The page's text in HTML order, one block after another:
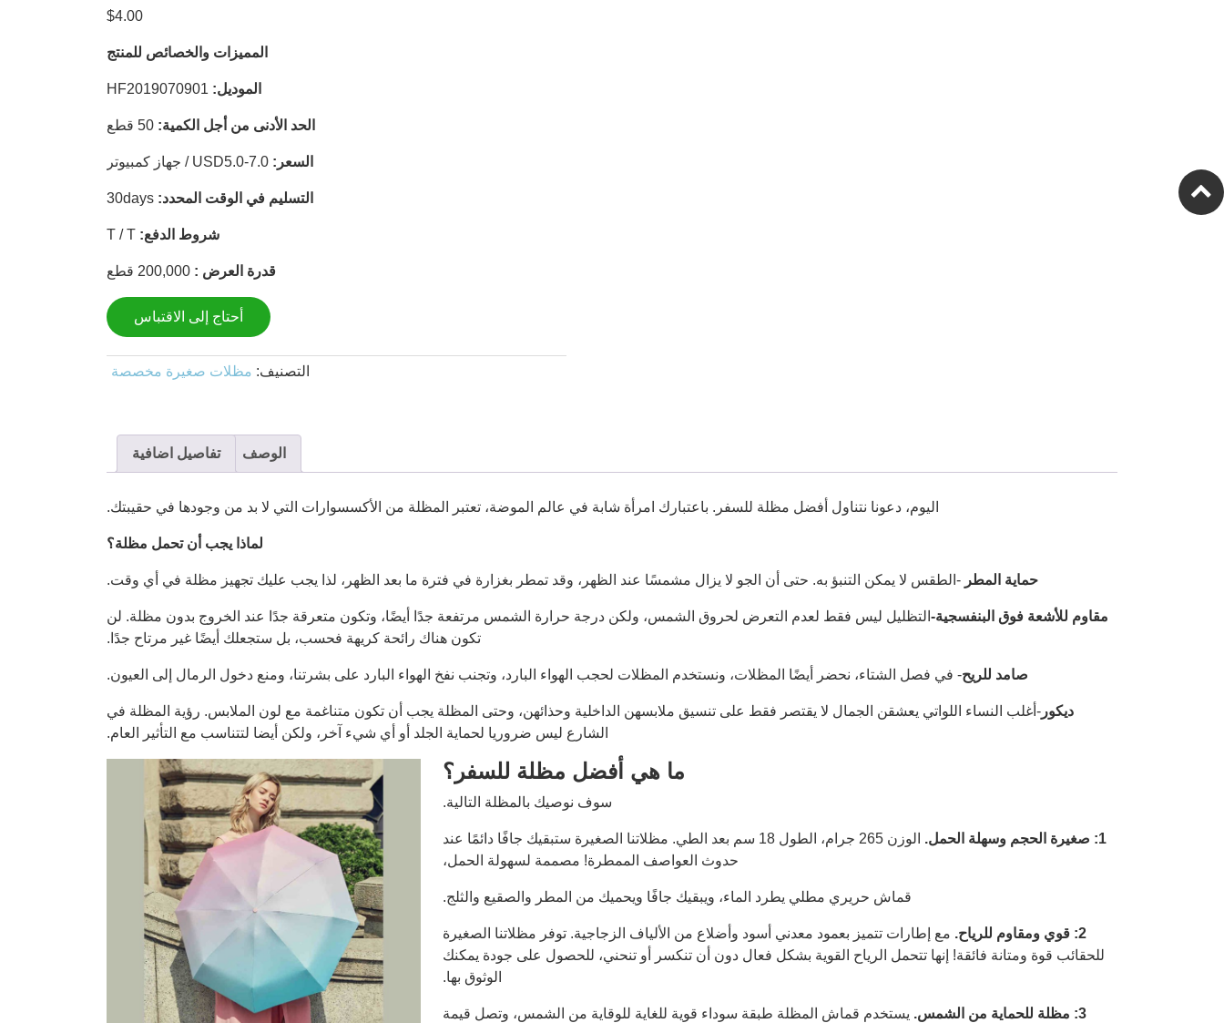
$4.00
المميزات والخصائص للمنتج
الموديل:
الحد الأدنى من أجل الكمية:
السعر:
التسليم في الوقت المحدد:
شروط الدفع:
قدرة العرض : 200,000 قطع
أحتاج إلى الاقتباس
التصنيف: مظلات صغيرة مخصصة
الوصف تفاصيل اضافية
اليوم، دعونا نتناول أفضل مظلة للسفر. باعتبارك امرأة شابة في عالم الموضة، تعتبر المظلة من الأكسسوارات التي لا بد من وجودها في حقيبتك.
لماذا يجب أن تحمل مظلة؟
حماية المطر -الطقس لا يمكن التنبؤ به. حتى أن الجو لا يزال مشمسًا عند الظهر، وقد تمطر بغزارة في فترة ما بعد الظهر، لذا يجب عليك تجهيز مظلة في أي وقت.
مقاوم للأشعة فوق البنفسجية- التظليل ليس فقط لعدم التعرض لحروق الشمس، ولكن درجة حرارة الشمس مرتفعة جدًا أيضًا، وتكون متعرقة جدًا عند الخروج بدون مظلة. لن
تكون هناك رائحة كريهة فحسب، بل ستجعلك أيضًا غير مرتاح جدًا.
صامد للريح- في فصل الشتاء، نحضر أيضًا المظلات، ونستخدم المظلات لحجب الهواء البارد، وتجنب نفخ الهواء البارد على بشرتنا، ومنع دخول الرمال إلى العيون.
ديكور -أغلب النساء اللواتي يعشقن الجمال لا يقتصر فقط على تنسيق ملابسهن الداخلية وحذائهن، وحتى المظلة يجب أن تكون متناغمة مع لون الملابس. رؤية المظلة في
الشارع ليس ضروريا لحماية الجلد أو أي شيء آخر، ولكن أيضا لتتناسب مع التأثير العام.
ما هي أفضل مظلة للسفر؟
سوف نوصيك بالمظلة التالية.
1: صغيرة الحجم وسهلة الحمل.
الوزن 265 جرام، الطول 18 سم بعد الطي. مظلاتنا الصغيرة ستبقيك جافًا دائمًا عند
حدوث العواصف الممطرة! مصممة لسهولة الحمل،
قماش حريري مطلي يطرد الماء، ويبقيك جافًا ويحميك من المطر والصقيع والثلج.
2: قوي ومقاوم للرياح.
مع إطارات تتميز بعمود معدني أسود وأضلاع من الألياف الزجاجية. توفر مظلاتنا الصغيرة
للحقائب قوة ومتانة فائقة! إنها تتحمل الرياح القوية بشكل فعال دون أن تنكسر أو تنحني، للحصول على جودة يمكنك
الوثوق بها.
3: مظلة للحماية من الشمس.
يستخدم قماش المظلة طبقة سوداء قوية للغاية للوقاية من الشمس، وتصل قيمة